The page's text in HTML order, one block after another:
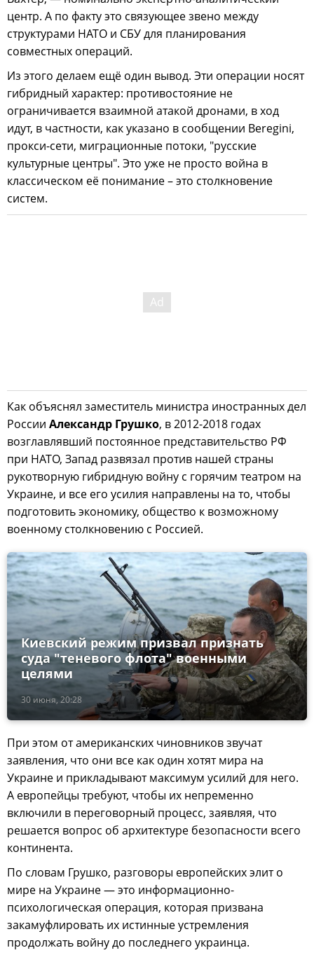
центр. А по факту это связующее звено между
структурами НАТО и СБУ для планирования
совместных операций.
Из этого делаем ещё один вывод. Эти операции носят
гибридный характер: противостояние не
ограничивается взаимной атакой дронами, в ход
идут, в частности, как указано в сообщении Beregini,
прокси-сети, миграционные потоки, "русские
культурные центры". Это уже не просто война в
классическом её понимание – это столкновение
систем.
Как объяснял заместитель министра иностранных дел
России Александр Грушко, в 2012-2018 годах
возглавлявший постоянное представительство РФ
при НАТО, Запад развязал против нашей страны
рукотворную гибридную войну с горячим театром на
Украине, и все его усилия направлены на то, чтобы
подготовить экономику, общество к возможному
военному столкновению с Россией.
30 июня, 20:28
Киевский режим призвал признать
суда "теневого флота" военными
целями
При этом от американских чиновников звучат
заявления, что они все как один хотят мира на
Украине и прикладывают максимум усилий для него.
А европейцы требуют, чтобы их непременно
включили в переговорный процесс, заявляя, что
решается вопрос об архитектуре безопасности всего
континента.
По словам Грушко, разговоры европейских элит о
мире на Украине — это информационно-
психологическая операция, которая призвана
закамуфлировать их истинные устремления
продолжать войну до последнего украинца.